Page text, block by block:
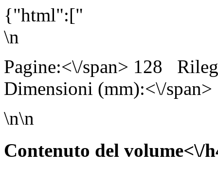
{"html":["
\n
Pagine:<\/span> 128
Dimensioni (mm):<\/
\n\n
Contenuto del volume<\/